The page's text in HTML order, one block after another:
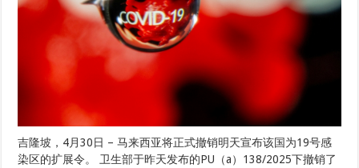
吉隆坡，4月30日 – 马来西亚将正式撤销明天宣布该国为19号感
染区的扩展令。 卫生部于昨天发布的PU（a）138/2025下撤销了